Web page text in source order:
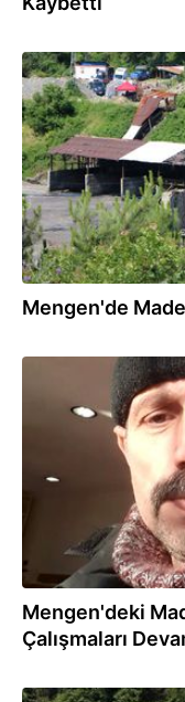
22.06.2026
Mengen'de
21.06.2026
Mengen'deki
Çalışmaları